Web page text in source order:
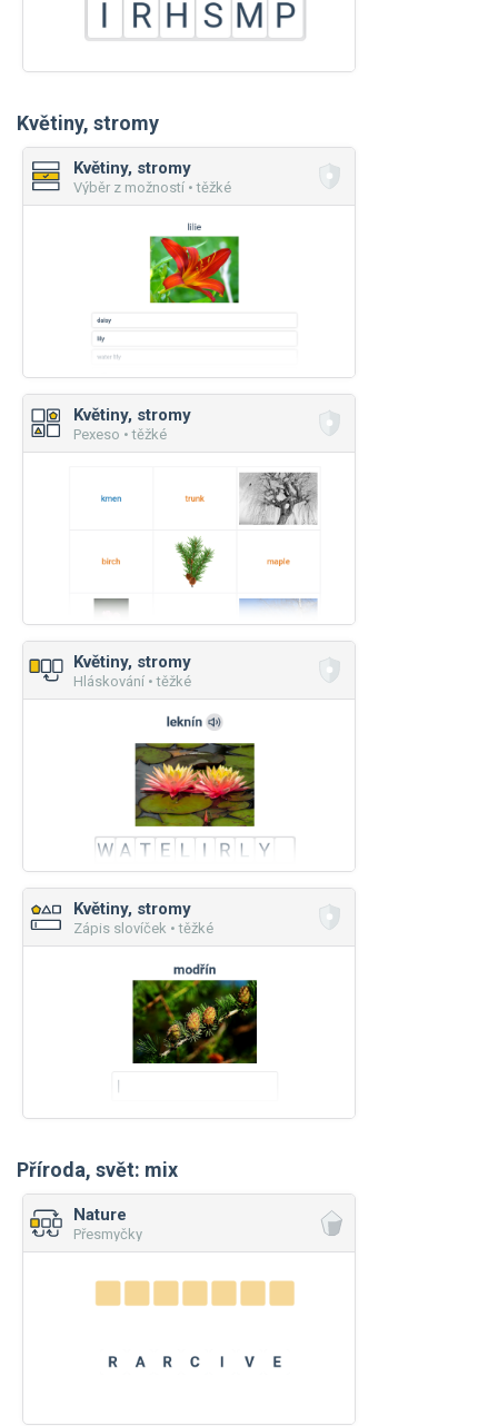
Květiny, stromy
Květiny, stromy
Výběr z možností • těžké
Květiny, stromy
Pexeso • těžké
Květiny, stromy
Hláskování • těžké
Květiny, stromy
Zápis slovíček • těžké
Příroda, svět: mix
Nature
Přesmyčky